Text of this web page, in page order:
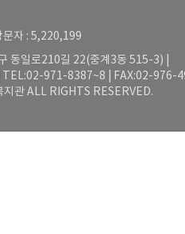
자 : 5,220,199
동일로210길 22(중계3동 515-3) |
| TEL:02-971-8387~8 | FAX:02-976-
관 ALL RIGHTS RESERVED.